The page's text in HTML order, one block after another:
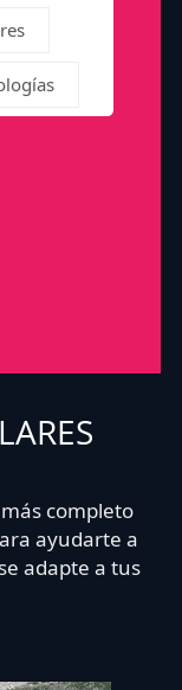
completo
ayudarte a
adapte a tus